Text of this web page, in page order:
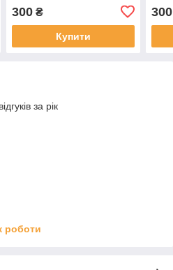
300₴
Купити
300
за рік
роботи